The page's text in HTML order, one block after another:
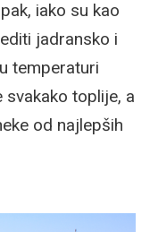
iako su kao
jadransko i
temperaturi
toplije, a
od najlepših